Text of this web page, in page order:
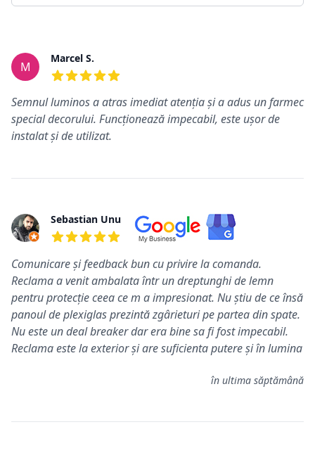
Review-uri
M
Marcel S.
Semnul luminos a atras imediat atenția și a adus un farmec
special decorului. Funcționează impecabil, este ușor de
instalat și de utilizat.
Sebastian Unu
Comunicare și feedback bun cu privire la comanda.
Reclama a venit ambalata într un dreptunghi de lemn
pentru protecție ceea ce m a impresionat. Nu știu de ce însă
panoul de plexiglas prezintă zgârieturi pe partea din spate.
Nu este un deal breaker dar era bine sa fi fost impecabil.
Reclama este la exterior și are suficienta putere și în lumina
în ultima săptămână